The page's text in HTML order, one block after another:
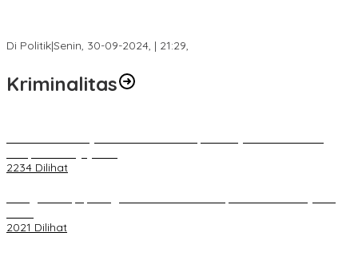
Di Politik|Senin, 30-09-2024, | 21:29,
Kriminalitas
2234 Dilihat
2021 Dilihat